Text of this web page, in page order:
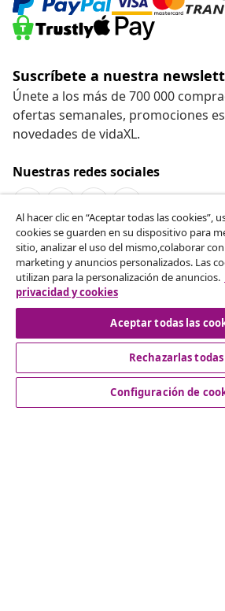
Suscríbete a nuestra
Únete a los más de 700 000
ofertas semanales, promociones
novedades de vidaXL.
Nuestras redes sociales
Desistir del contrato
Solicita la cancelación de tu pedido.
Desistir del
Servicio al Cliente
Al hacer clic en “Aceptar todas las cookies”,
cookies se guarden en su dispositivo para
sitio, analizar el uso del mismo,colaborar
marketing y anuncios personalizados. Las
utilizan para la personalización de anuncios.
privacidad y cookies
Aceptar todas las
Rechazarlas todas
Configuración de